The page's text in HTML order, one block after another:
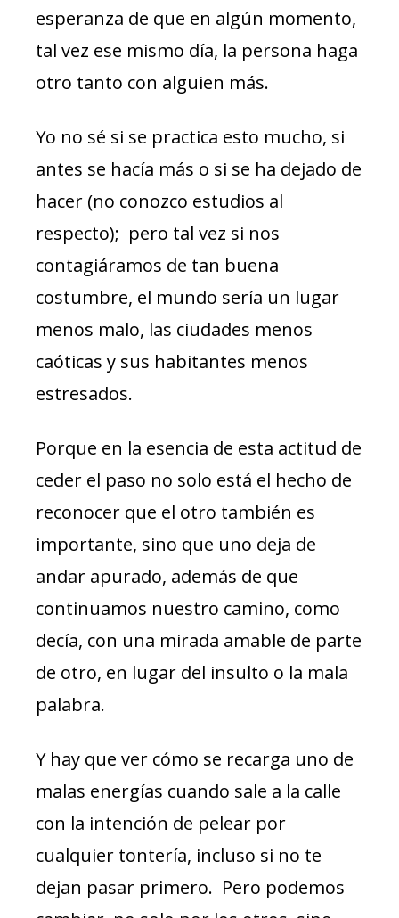
esperanza de que en algún momento,
tal vez ese mismo día, la persona haga
otro tanto con alguien más.
Yo no sé si se practica esto mucho, si
antes se hacía más o si se ha dejado de
hacer (no conozco estudios al
respecto); pero tal vez si nos
contagiáramos de tan buena
costumbre, el mundo sería un lugar
menos malo, las ciudades menos
caóticas y sus habitantes menos
estresados.
Porque en la esencia de esta actitud de
ceder el paso no solo está el hecho de
reconocer que el otro también es
importante, sino que uno deja de
andar apurado, además de que
continuamos nuestro camino, como
decía, con una mirada amable de parte
de otro, en lugar del insulto o la mala
palabra.
Y hay que ver cómo se recarga uno de
malas energías cuando sale a la calle
con la intención de pelear por
cualquier tontería, incluso si no te
dejan pasar primero. Pero podemos